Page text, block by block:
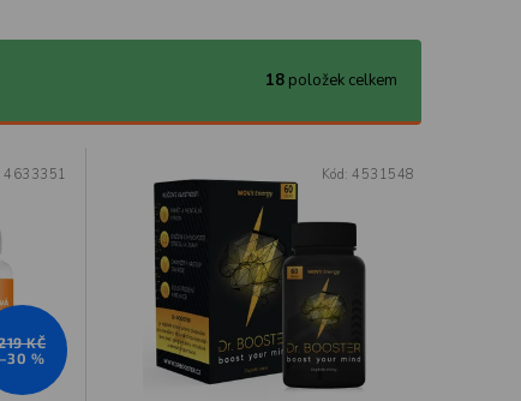
18 položek celkem
KČ
–30 %
4633351 Kód:4531548